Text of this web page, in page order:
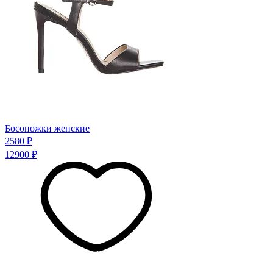
Босоножки женские
2580 ₽
12900 ₽